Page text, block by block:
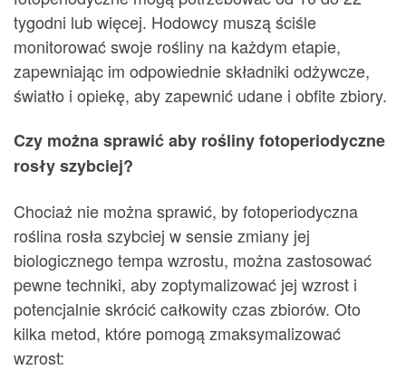
tygodni lub więcej. Hodowcy muszą ściśle
monitorować swoje rośliny na każdym etapie,
zapewniając im odpowiednie składniki odżywcze,
światło i opiekę, aby zapewnić udane i obfite zbiory.
Czy można sprawić aby rośliny fotoperiodyczne
rosły szybciej?
Chociaż nie można sprawić, by fotoperiodyczna
roślina rosła szybciej w sensie zmiany jej
biologicznego tempa wzrostu, można zastosować
pewne techniki, aby zoptymalizować jej wzrost i
potencjalnie skrócić całkowity czas zbiorów. Oto
kilka metod, które pomogą zmaksymalizować
wzrost: